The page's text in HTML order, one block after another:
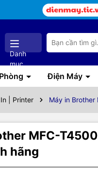
Danh
mục
Điện Máy
| Printer Máy in Brother
MFC-
hãng